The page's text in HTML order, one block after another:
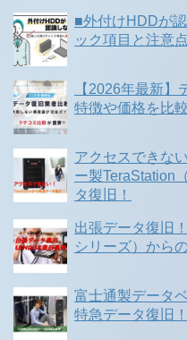
■外付けHDDが
ック項目と注意点
【2026年最新】
特徴や価格を比較
アクセスできな
ー製TeraStation
タ復旧！
出張データ復旧
シリーズ）から
富士通製データ
特急データ復旧！